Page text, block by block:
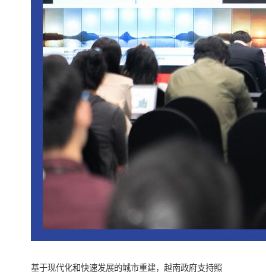
基于现代化和快速发展的城市重建，越南政府支持照